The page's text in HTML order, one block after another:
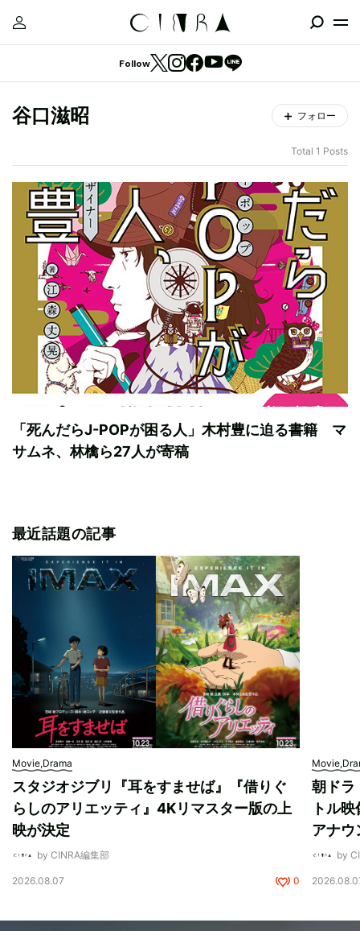
Follow
谷口滋昭 フォロー
Total 1 Posts
「死んだらJ-POPが困る人」木村豊に迫る書籍 マ
サムネ、林檎ら27人が寄稿
最近話題の記事
Movie,Drama
スタジオジブリ『耳をすませば』『借りぐ
らしのアリエッティ』4Kリマスター版の上
映が決定
by CINRA編集部
2026.08.07 0
朝ドラ
トル
アナウ
by